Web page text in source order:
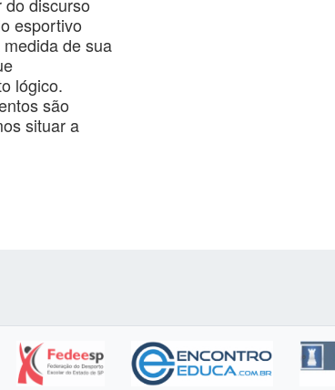
esportivo
de sua
lógico.
são
situar a